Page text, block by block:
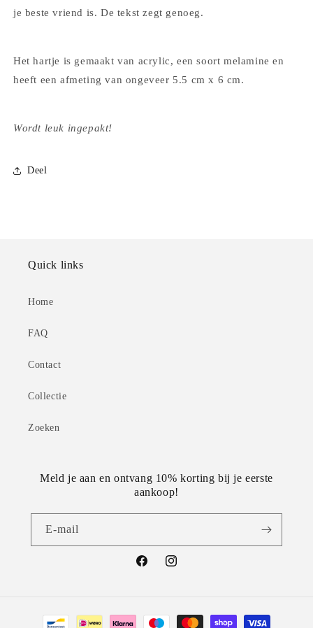
je beste vriend is. De tekst zegt genoeg.
Het hartje is gemaakt van acrylic, een soort melamine en
heeft een afmeting van ongeveer 5.5 cm x 6 cm.
Wordt leuk ingepakt!
Deel
Quick links
Home
FAQ
Contact
Collectie
Zoeken
Meld je aan en ontvang 10% korting bij je eerste
aankoop!
E‑mail
FacebookInstagram
Betaalmethoden